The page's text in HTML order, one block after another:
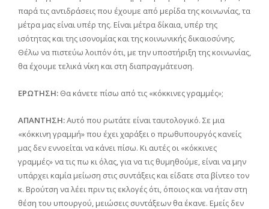
παρά τις αντιδράσεις που έχουμε από μερίδα της κοινωνίας, τα
μέτρα μας είναι υπέρ της. Είναι μέτρα δίκαια, υπέρ της
ισότητας και της ισονομίας και της κοινωνικής δικαιοσύνης.
Θέλω να πιστεύω λοιπόν ότι, με την υποστήριξη της κοινωνίας,
θα έχουμε τελικά νίκη και στη διαπραγμάτευση.
ΕΡΩΤΗΣΗ: Θα κάνετε πίσω από τις «κόκκινες γραμμές»;
ΑΠΑΝΤΗΣΗ:Αυτό που ρωτάτε είναι ταυτολογικό. Σε μια
«κόκκινη γραμμή» που έχει χαράξει ο πρωθυπουργός κανείς
μας δεν εννοείται να κάνει πίσω. Κι αυτές οι «κόκκινες
γραμμές» να τις πω κι όλας, για να τις θυμηθούμε, είναι να μην
υπάρχει καμία μείωση στις συντάξεις και είδατε στα βίντεο τον
κ. Βρούτση να λέει πριν τις εκλογές ότι, όποιος και να ήταν στη
θέση του υπουργού, μειώσεις συντάξεων θα έκανε. Εμείς δεν